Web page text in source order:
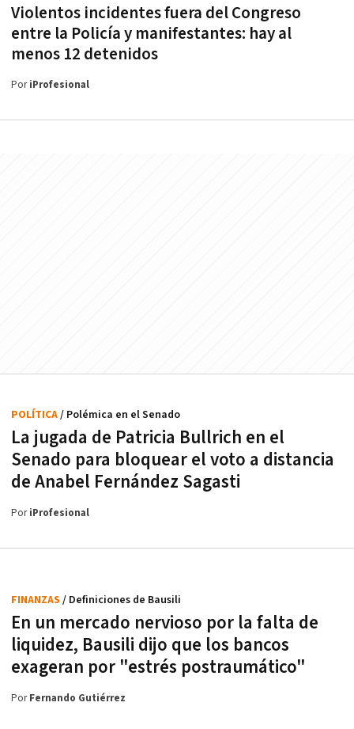
Violentos incidentes fuera del Congreso
entre la Policía y manifestantes: hay al
menos 12 detenidos
PoriProfesional
La jugada de Patricia Bullrich en el
Senado para bloquear el voto a distancia
de Anabel Fernández Sagasti
POLÍTICA/ Polémica en el Senado
PoriProfesional
En un mercado nervioso por la falta de
liquidez, Bausili dijo que los bancos
exageran por "estrés postraumático"
FINANZAS / Definiciones de Bausili
PorFernando Gutiérrez